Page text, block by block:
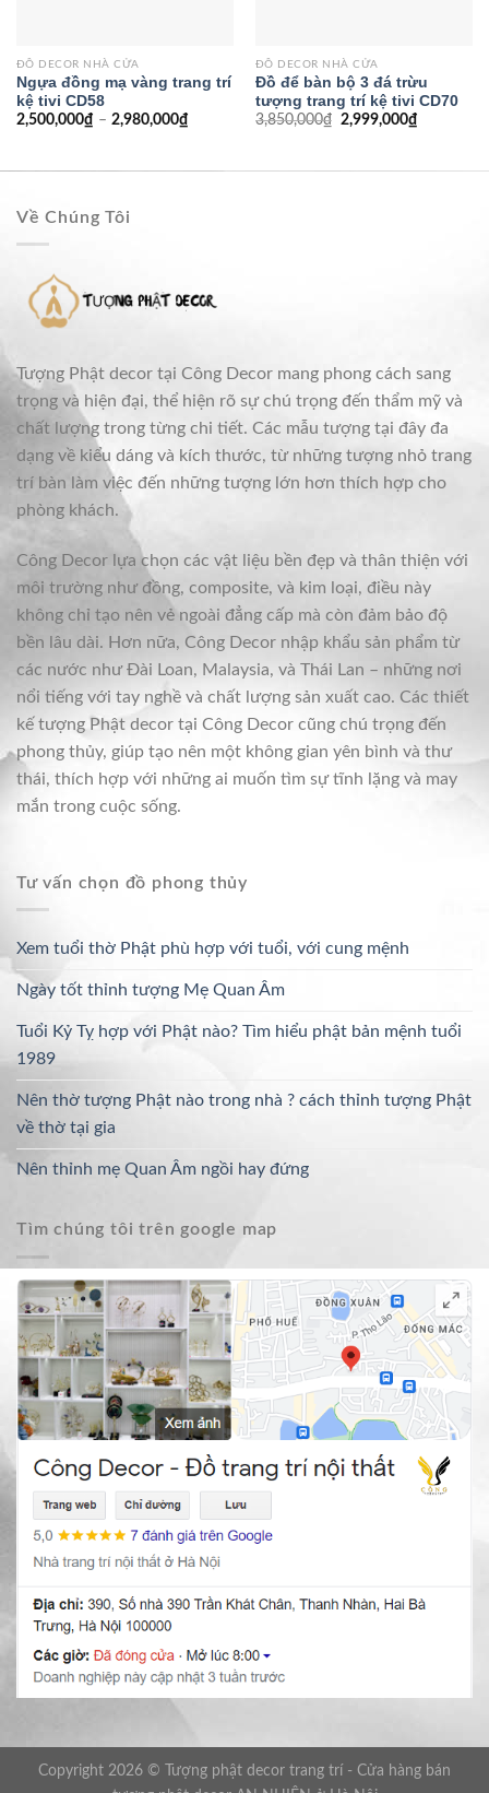
ĐỒ DECOR NHÀ CỬA
Ngựa đồng mạ vàng trang trí
kệ tivi CD58
2,500,000₫ – 2,980,000₫
ĐỒ DECOR NHÀ CỬA
Đồ để bàn bộ 3 đá trừu
tượng trang trí kệ tivi CD70
3,850,000₫ 2,999,000₫
Về Chúng Tôi
Tượng Phật decor tại Công Decor mang phong cách sang
trọng và hiện đại, thể hiện rõ sự chú trọng đến thẩm mỹ và
chất lượng trong từng chi tiết. Các mẫu tượng tại đây đa
dạng về kiểu dáng và kích thước, từ những tượng nhỏ trang
trí bàn làm việc đến những tượng lớn hơn thích hợp cho
phòng khách.
Công Decor lựa chọn các vật liệu bền đẹp và thân thiện với
môi trường như đồng, composite, và kim loại, điều này
không chỉ tạo nên vẻ ngoài đẳng cấp mà còn đảm bảo độ
bền lâu dài. Hơn nữa, Công Decor nhập khẩu sản phẩm từ
các nước như Đài Loan, Malaysia, và Thái Lan – những nơi
nổi tiếng với tay nghề và chất lượng sản xuất cao. Các thiết
kế tượng Phật decor tại Công Decor cũng chú trọng đến
phong thủy, giúp tạo nên một không gian yên bình và thư
thái, thích hợp với những ai muốn tìm sự tĩnh lặng và may
mắn trong cuộc sống.
Tư vấn chọn đồ phong thủy
Xem tuổi thờ Phật phù hợp với tuổi, với cung mệnh
Ngày tốt thỉnh tượng Mẹ Quan Âm
Tuổi Kỷ Tỵ hợp với Phật nào? Tìm hiểu phật bản mệnh tuổi
1989
Nên thờ tượng Phật nào trong nhà ? cách thỉnh tượng Phật
về thờ tại gia
Nên thỉnh mẹ Quan Âm ngồi hay đứng
Tìm chúng tôi trên google map
Copyright 2026 © Tượng phật decor trang trí - Cửa hàng bán